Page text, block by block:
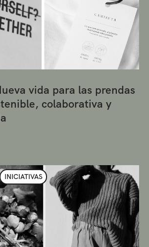
vida para las prendas
colaborativa y
INICIATIVAS